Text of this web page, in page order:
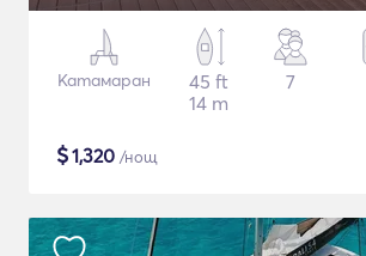
Катамаран
45 ft
14 m
7
$1,320 /нощ